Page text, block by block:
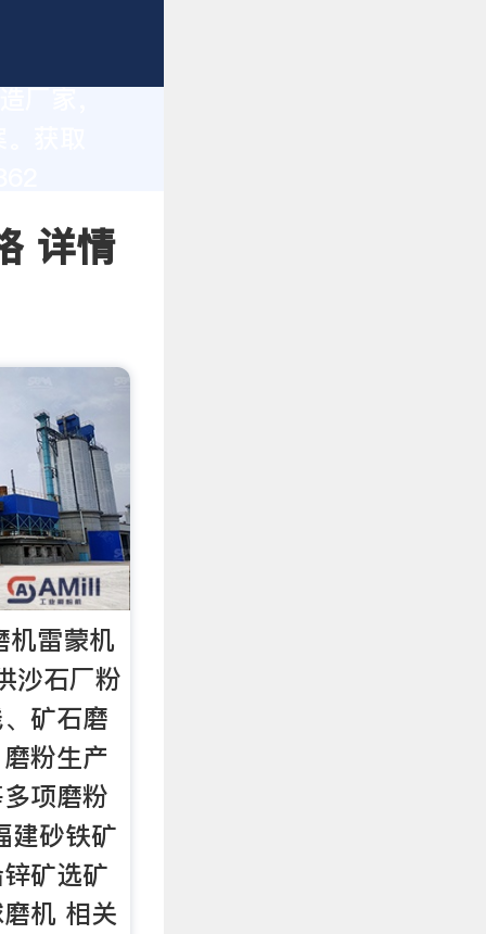
详情
机雷蒙机
沙石厂粉
矿石磨
粉生产
项磨粉
建砂铁矿
矿选矿
机 相关